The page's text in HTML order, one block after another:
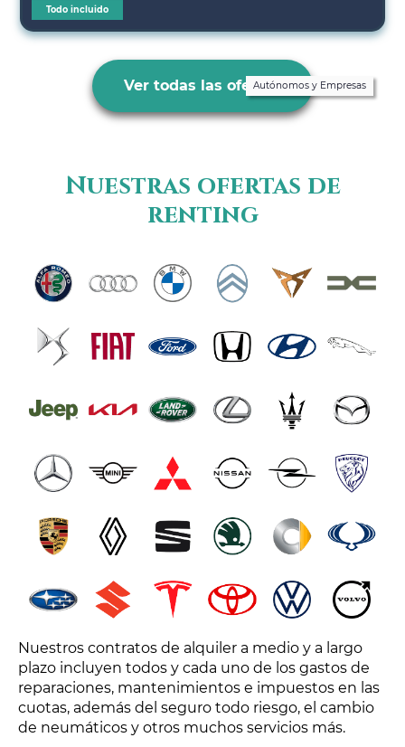
Autónomos y Empresas
Todo incluido
Ver todas las ofertas
Nuestras ofertas de
renting
Nuestros contratos de alquiler a medio y a largo
plazo incluyen todos y cada uno de los gastos de
reparaciones, mantenimientos e impuestos en las
cuotas, además del seguro todo riesgo, el cambio
de neumáticos y otros muchos servicios más.